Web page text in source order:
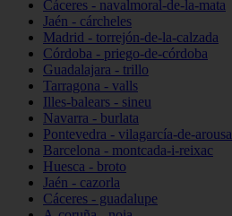
Cáceres - navalmoral-de-la-mata
Jaén - cárcheles
Madrid - torrejón-de-la-calzada
Córdoba - priego-de-córdoba
Guadalajara - trillo
Tarragona - valls
Illes-balears - sineu
Navarra - burlata
Pontevedra - vilagarcía-de-arousa
Barcelona - montcada-i-reixac
Huesca - broto
Jaén - cazorla
Cáceres - guadalupe